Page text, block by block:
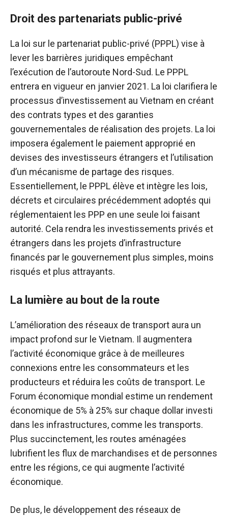
Droit des partenariats public-privé
La loi sur le partenariat public-privé (PPPL) vise à
lever les barrières juridiques empêchant
l’exécution de l’autoroute Nord-Sud. Le PPPL
entrera en vigueur en janvier 2021. La loi clarifiera le
processus d’investissement au Vietnam en créant
des contrats types et des garanties
gouvernementales de réalisation des projets. La loi
imposera également le paiement approprié en
devises des investisseurs étrangers et l’utilisation
d’un mécanisme de partage des risques.
Essentiellement, le PPPL élève et intègre les lois,
décrets et circulaires précédemment adoptés qui
réglementaient les PPP en une seule loi faisant
autorité. Cela rendra les investissements privés et
étrangers dans les projets d’infrastructure
financés par le gouvernement plus simples, moins
risqués et plus attrayants.
La lumière au bout de la route
L’amélioration des réseaux de transport aura un
impact profond sur le Vietnam. Il augmentera
l’activité économique grâce à de meilleures
connexions entre les consommateurs et les
producteurs et réduira les coûts de transport. Le
Forum économique mondial estime un rendement
économique de 5% à 25% sur chaque dollar investi
dans les infrastructures, comme les transports.
Plus succinctement, les routes aménagées
lubrifient les flux de marchandises et de personnes
entre les régions, ce qui augmente l’activité
économique.
De plus, le développement des réseaux de